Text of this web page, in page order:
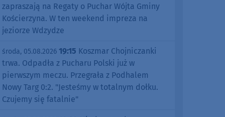
zapraszają na Regaty o Puchar Wójta Gminy
Kościerzyna. W ten weekend impreza na
jeziorze Wdzydze
środa, 05.08.2026 19:15 Koszmar Chojniczanki
trwa. Odpadła z Pucharu Polski już w
pierwszym meczu. Przegrała z Podhalem
Nowy Targ 0:2. "Jesteśmy w totalnym dołku.
Czujemy się fatalnie"